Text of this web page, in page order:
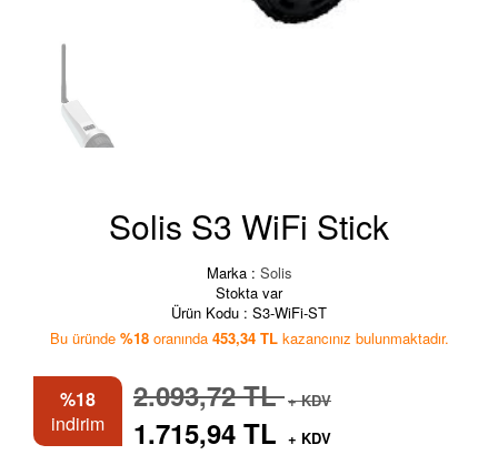
Solis S3 WiFi Stick
Marka : Solis
Stokta var
Ürün Kodu : S3-WiFi-ST
%18
indirim
2.093,72 TL+ KDV
1.715,94 TL + KDV
Bu üründe %18oranında 453,34 TL kazancınız bulunmaktadır.